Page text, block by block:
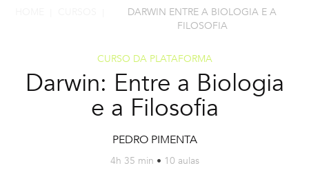
DARWIN ENTRE A BIOLOGIA E A
FILOSOFIA
CURSO DA PLATAFORMA
Darwin: Entre a Biologia
e a Filosofia
PEDRO PIMENTA
4h 35 min • 10 aulas